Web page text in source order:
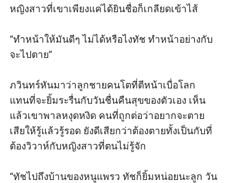
หญิงสาวที่เขาเพียงแค่ได้ยินชื่อก็เกลียดเข้าไส้
“ทำหน้าให้มันดีๆ ไม่ได้หรือไงทัช ทำหน้าอย่างกับ
จะไปตาย”
ภวินทร์หันมาว่าลูกชายคนโตที่ตีหน้าเบื่อโลก
แทนที่จะยิ้มระรื่นกับวันชื่นคืนสุขของตัวเอง เห็น
แล้วเขาพาลหงุดหงิด คนที่ถูกต่อว่าอยากจะตาย
เสียให้รู้แล้วรู้รอด ยังดีเสียกว่าต้องตายทั้งเป็นกับที่
ต้องวิวาห์กับหญิงสาวที่ตนไม่รู้จัก
“ทัชไปถึงบ้านของหนูแพรว ทัชก็ยิ้มหน่อยนะลูก วัน